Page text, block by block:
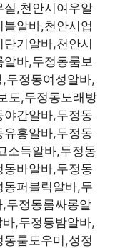
실,천안시여우알
알바,천안시업
기알바,천안시
바,두정동룸보
두정동여성알바,
도,두정동노래방
간알바,두정동
흥알바,두정동
소득알바,두정동
바알바,두정동
퍼블릭알바,두
두정동룸싸롱알
,두정동밤알바,
룸도우미,성정